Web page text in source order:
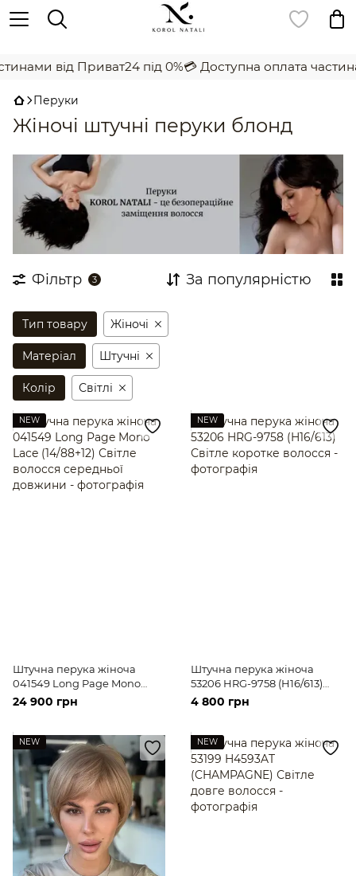
від Приват24 під 0%💳 Доступна оплата
Перуки
Жіночі штучні перуки блонд
Фільтр 3 За популярністю
Тип товару Жіночi
Матеріал Штучні
Колір Світлі
NEW
Штучна перука жіноча
041549 Long Page Mono
Lace (14/88+12) Світле
волосся середньої довжини
24 900 грн
NEW
Штучна перука жіноча
53206 HRG-9758 (H16/613)
Світле коротке волосся
4 800 грн
NEW NEW